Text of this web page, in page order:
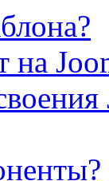
на